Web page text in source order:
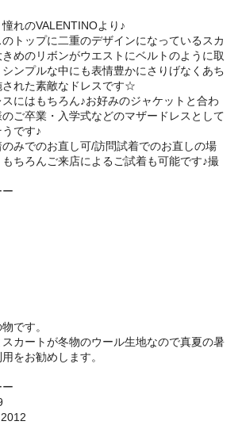
れのVALENTINOより♪
トップに二重のデザインになっているスカ
めのリボンがウエストにベルトのように取
ンプルな中にも表情豊かにさりげなくあち
された素敵なドレスです☆
にはもちろん♪お好みのジャケットと合わ
ご卒業・入学式などのマザードレスとして
です♪
みでのお直し可/訪問試着でのお直しの場
ちろんご来店によるご試着も可能です♪撮
です。
カートが冬物のウール生地なので真夏の暑
をお勧めします。